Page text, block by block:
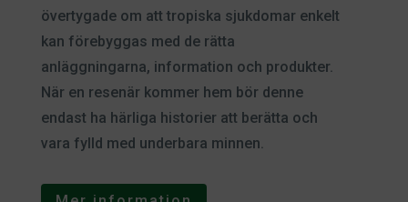
övertygade om att tropiska sjukdomar enkelt
kan förebyggas med de rätta
anläggningarna, information och produkter.
När en resenär kommer hem bör denne
endast ha härliga historier att berätta och
vara fylld med underbara minnen.